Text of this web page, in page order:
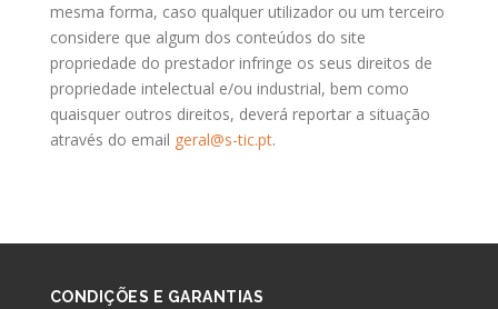
mesma forma, caso qualquer utilizador ou um terceiro
considere que algum dos conteúdos do site
propriedade do prestador infringe os seus direitos de
propriedade intelectual e/ou industrial, bem como
quaisquer outros direitos, deverá reportar a situação
através do email geral@s-tic.pt.
CONDIÇÕES E GARANTIAS